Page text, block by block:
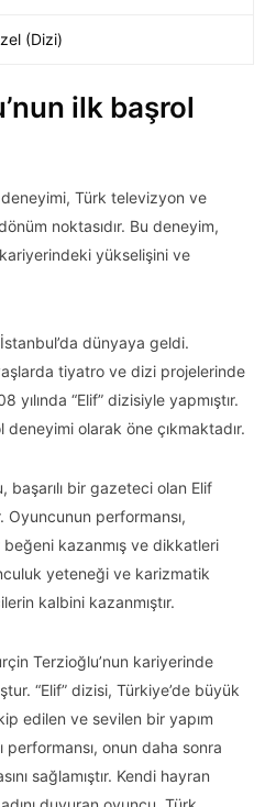
(Dizi)
ilk başrol
Türk televizyon ve
noktasıdır. Bu deneyim,
yükselişini ve
dünyaya geldi.
tiyatro ve dizi projelerinde
yılında “Elif” dizisiyle yapmıştır.
olarak öne çıkmaktadır.
başarılı bir gazeteci olan Elif
performansı,
kazanmış ve dikkatleri
yeteneği ve karizmatik
kalbini kazanmıştır.
Terzioğlu’nun kariyerinde
“Elif” dizisi, Türkiye’de büyük
edilen ve sevilen bir yapım
performansı, onun daha sonra
sağlamıştır. Kendi hayran